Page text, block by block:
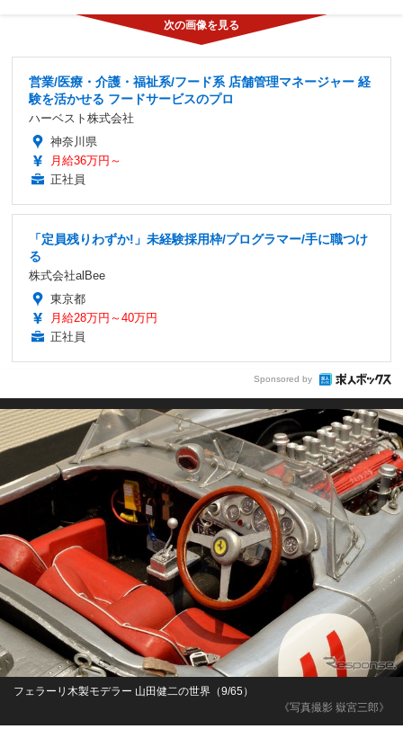
営業/医療・介護・福祉系/フード系 店舗管理マネージャー 経
験を活かせる フードサービスのプロ
ハーベスト株式会社
神奈川県
月給36万円～
正社員
「定員残りわずか!」未経験採用枠/プログラマー/手に職つけ
る
株式会社alBee
東京都
月給28万円～40万円
正社員
Sponsored by
《写真撮影 嶽宮三郎》
フェラーリ木製モデラー 山田健二の世界（9/65）